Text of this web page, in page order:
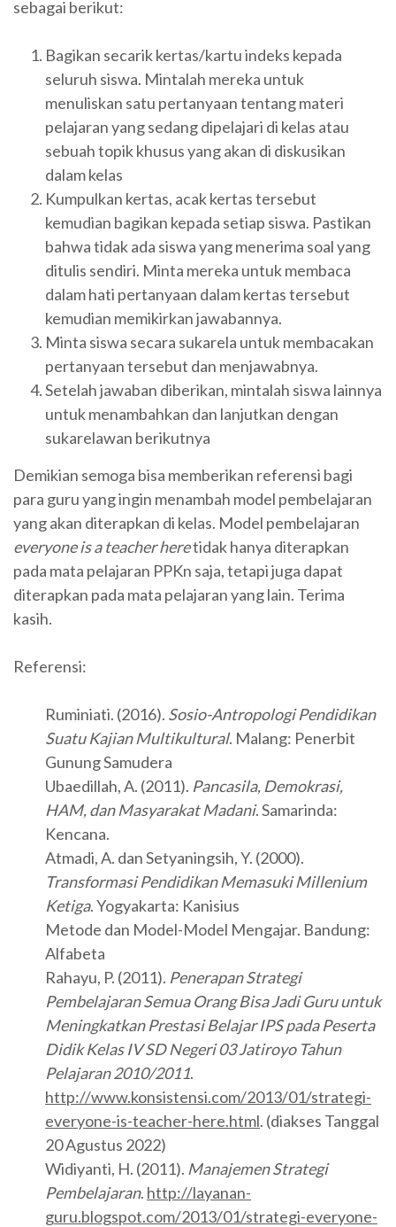
sebagai berikut:
Bagikan secarik kertas/kartu indeks kepada
seluruh siswa. Mintalah mereka untuk
menuliskan satu pertanyaan tentang materi
pelajaran yang sedang dipelajari di kelas atau
sebuah topik khusus yang akan di diskusikan
dalam kelas
Kumpulkan kertas, acak kertas tersebut
kemudian bagikan kepada setiap siswa. Pastikan
bahwa tidak ada siswa yang menerima soal yang
ditulis sendiri. Minta mereka untuk membaca
dalam hati pertanyaan dalam kertas tersebut
kemudian memikirkan jawabannya.
Minta siswa secara sukarela untuk membacakan
pertanyaan tersebut dan menjawabnya.
Setelah jawaban diberikan, mintalah siswa lainnya
untuk menambahkan dan lanjutkan dengan
sukarelawan berikutnya
Demikian semoga bisa memberikan referensi bagi
para guru yang ingin menambah model pembelajaran
yang akan diterapkan di kelas. Model pembelajaran
everyone is a teacher heretidak hanya diterapkan
pada mata pelajaran PPKn saja, tetapi juga dapat
diterapkan pada mata pelajaran yang lain. Terima
kasih.
Referensi:
Ruminiati. (2016). Sosio-Antropologi Pendidikan
Suatu Kajian Multikultural. Malang: Penerbit
Gunung Samudera
Ubaedillah, A. (2011). Pancasila, Demokrasi,
HAM, dan Masyarakat Madani. Samarinda:
Kencana.
Atmadi, A. dan Setyaningsih, Y. (2000).
Transformasi Pendidikan Memasuki Millenium
Ketiga. Yogyakarta: Kanisius
Metode dan Model-Model Mengajar. Bandung:
Alfabeta
Rahayu, P. (2011). Penerapan Strategi
Pembelajaran Semua Orang Bisa Jadi Guru untuk
Meningkatkan Prestasi Belajar IPS pada Peserta
Didik Kelas IVSD Negeri 03 Jatiroyo Tahun
Pelajaran 2010/2011.
http://www.konsistensi.com/2013/01/strategi-
everyone-is-teacher-here.html. (diakses Tanggal
20 Agustus 2022)
Widiyanti, H. (2011). Manajemen Strategi
Pembelajaran. http://layanan-
guru.blogspot.com/2013/01/strategi-everyone-